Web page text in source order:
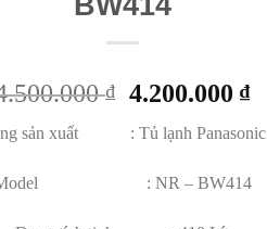
₫ 4.200.000₫
sản xuất : Tủ lạnh Panasonic
: NR – BW414